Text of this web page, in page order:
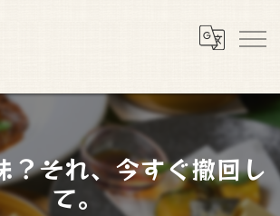
？それ、今すぐ撤回し
て。